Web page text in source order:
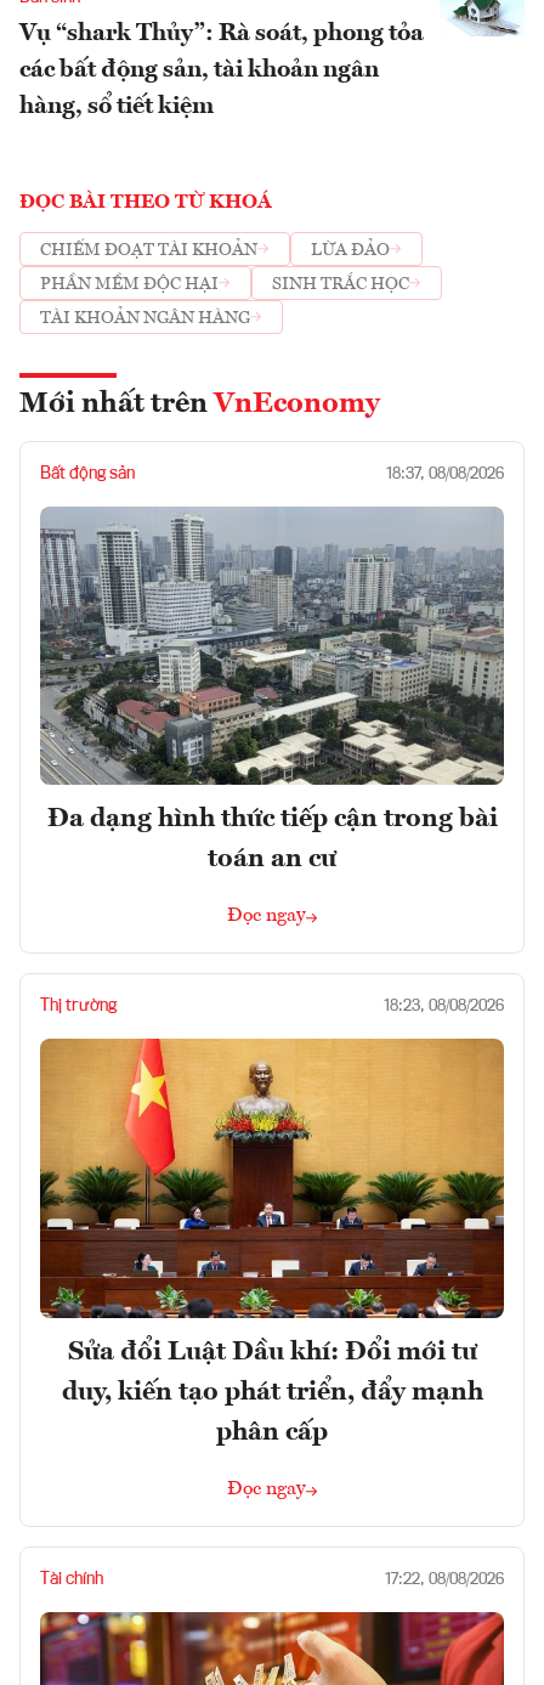
Vụ “shark Thủy”: Rà soát, phong tỏa
các bất động sản, tài khoản ngân
hàng, sổ tiết kiệm
ĐỌC BÀI THEO TỪ KHOÁ
CHIẾM ĐOẠT TÀI KHOẢN
LỪA ĐẢO
PHẦN MỀM ĐỘC HẠI
SINH TRẮC HỌC
TÀI KHOẢN NGÂN HÀNG
Mới nhất trên VnEconomy
Bất động sản 18:37, 08/08/2026
Đa dạng hình thức tiếp cận trong bài
toán an cư
Đọc ngay
Thị trường 18:23, 08/08/2026
Sửa đổi Luật Dầu khí: Đổi mới tư
duy, kiến tạo phát triển, đẩy mạnh
phân cấp
Đọc ngay
Tài chính 17:22, 08/08/2026